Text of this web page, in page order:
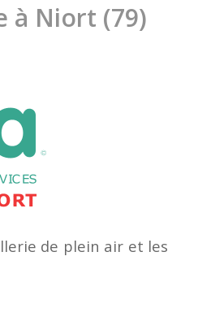
à Niort (79)
de plein air et les